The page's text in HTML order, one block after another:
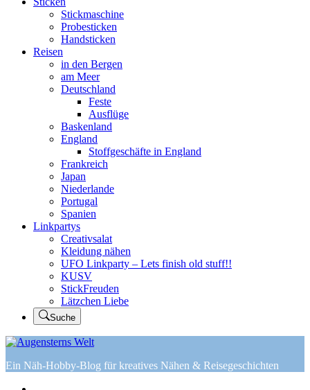
Stickmaschine
Probesticken
Handsticken
Reisen
in den Bergen
am Meer
Deutschland
Feste
Ausflüge
Baskenland
England
Stoffgeschäfte in England
Frankreich
Japan
Niederlande
Portugal
Spanien
Linkpartys
Creativsalat
Kleidung nähen
UFO Linkparty – Lets finish old stuff!!
KUSV
StickFreuden
Lätzchen Liebe
Suche
Ein Näh-Hobby-Blog für kreatives Nähen & Reisegeschichten